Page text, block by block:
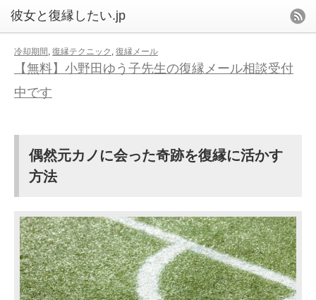
冷却期間 , 復縁テクニック , 復縁メール
【無料】小野田ゆう子先生の復縁メール相談受付
中です
偶然元カノに会った奇跡を復縁に活かす
方法